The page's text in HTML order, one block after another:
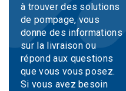
à trouver des solutions
de pompage, vous
donne des informations
sur la livraison ou
répond aux questions
que vous vous posez.
Si vous avez besoin